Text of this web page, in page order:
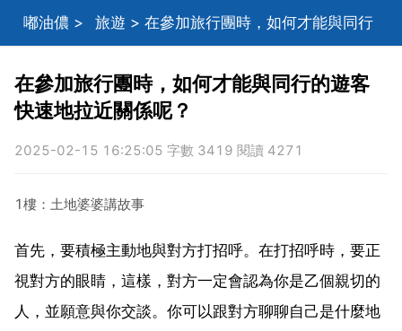
嘟油儂 > 旅遊 > 在參加旅行團時，如何才能與同行
的遊客快速地拉近關係呢？
在參加旅行團時，如何才能與同行的遊客
快速地拉近關係呢？
2025-02-15 16:25:05 字數 3419 閱讀 4271
1樓：土地婆婆講故事
首先，要積極主動地與對方打招呼。在打招呼時，要正
視對方的眼睛，這樣，對方一定會認為你是乙個親切的
人，並願意與你交談。你可以跟對方聊聊自己是什麼地